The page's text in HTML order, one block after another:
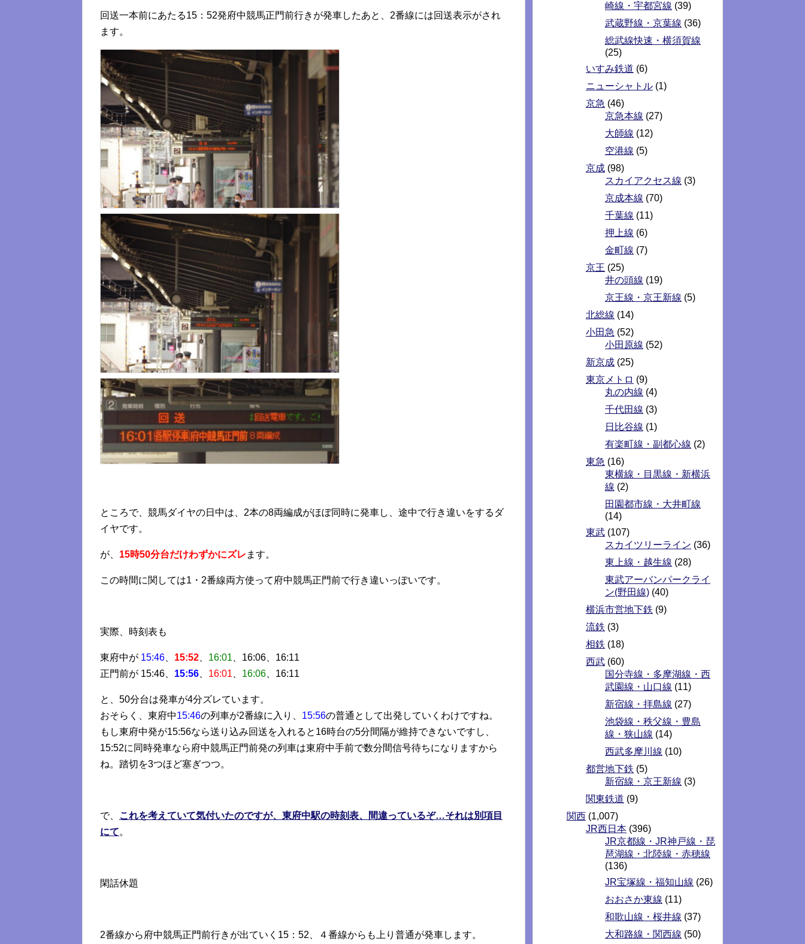
回送一本前にあたる15：52発府中競馬正門前行きが発車したあと、2番線には回送表示がされ
ます。
ところで、競馬ダイヤの日中は、2本の8両編成がほぼ同時に発車し、途中で行き違いをするダ
イヤです。
が、 15時50分台だけわずかにズレ ます。
この時間に関しては1・2番線両方使って府中競馬正門前で行き違いっぽいです。
実際、時刻表も
東府中が 15:46 15:52 16:01 、16:06、16:11
正門前が 15:46、 15:56 16:01 16:06 、16:11
と、50分台は発車が4分ズレています。
おそらく、東府中15:46の列車が2番線に入り、 15:56の普通として出発していくわけですね。
もし東府中発が15:56なら送り込み回送を入れると16時台の5分間隔が維持できないですし、
15:52に同時発車なら府中競馬正門前発の列車は東府中手前で数分間信号待ちになりますから
ね。踏切を3つほど塞ぎつつ。
で、
これを考えていて気付いたのですが、東府中駅の時刻表、間違っているぞ…それは別項目
にて。
閑話休題
2番線から府中競馬正門前行きが出ていく15：52、４番線からも上り普通が発車します。
崎線・宇都宮線 (39)
武蔵野線・京葉線 (36)
総武線快速・横須賀線
(25)
いすみ鉄道 (6)
ニューシャトル (1)
京急 (46)
京急本線 (27)
大師線 (12)
空港線 (5)
京成 (98)
スカイアクセス線 (3)
京成本線 (70)
千葉線 (11)
押上線 (6)
金町線 (7)
京王 (25)
井の頭線 (19)
京王線・京王新線 (5)
北総線 (14)
小田急 (52)
小田原線 (52)
新京成 (25)
東京メトロ (9)
丸の内線 (4)
千代田線 (3)
日比谷線 (1)
有楽町線・副都心線 (2)
東急 (16)
東横線・目黒線・新横浜
線 (2)
田園都市線・大井町線
(14)
東武 (107)
スカイツリーライン (36)
東上線・越生線 (28)
東武アーバンパークライ
ン(野田線) (40)
横浜市営地下鉄 (9)
流鉄 (3)
相鉄 (18)
西武 (60)
国分寺線・多摩湖線・西
武園線・山口線 (11)
新宿線・拝島線 (27)
池袋線・秩父線・豊島
線・狭山線 (14)
西武多摩川線 (10)
都営地下鉄 (5)
新宿線・京王新線 (3)
関東鉄道 (9)
関西 (1,007)
JR西日本 (396)
JR京都線・JR神戸線・琵
琶湖線・北陸線・赤穂線
(136)
JR宝塚線・福知山線 (26)
おおさか東線 (11)
和歌山線・桜井線 (37)
大和路線・関西線 (50)